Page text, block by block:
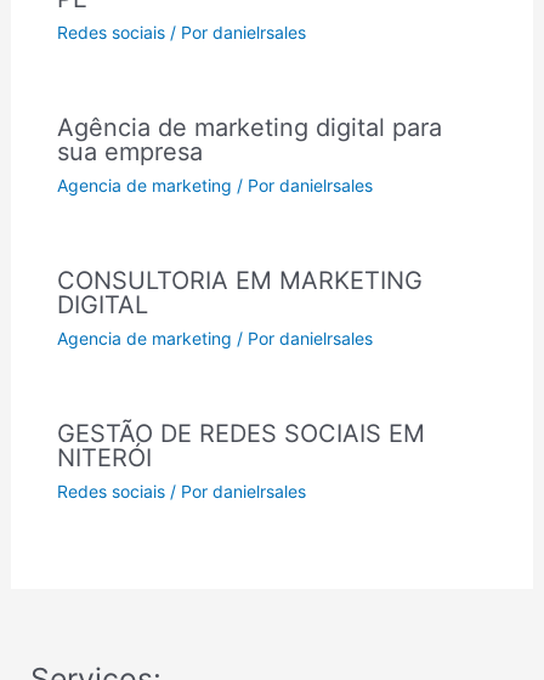
Redes sociais / Pordanielrsales
Agência de marketing digital para
sua empresa
Agencia de marketing / Pordanielrsales
CONSULTORIA EM MARKETING
DIGITAL
Agencia de marketing / Pordanielrsales
GESTÃO DE REDES SOCIAIS EM
NITERÓI
Redes sociais / Pordanielrsales